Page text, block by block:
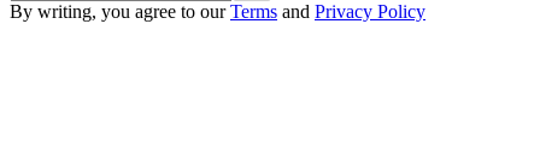
By writing, you agree to ourTerms and Privacy Policy